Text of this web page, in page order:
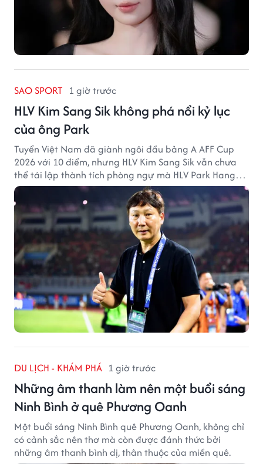
SAO SPORT 1 giờ trước
HLV Kim Sang Sik không phá nổi kỷ lục
của ông Park
Tuyển Việt Nam đã giành ngôi đầu bảng A AFF Cup
2026 với 10 điểm, nhưng HLV Kim Sang Sik vẫn chưa
thể tái lập thành tích phòng ngự mà HLV Park Hang
Seo từng tạo ra.
DU LỊCH - KHÁM PHÁ 1 giờ trước
Những âm thanh làm nên một buổi sáng
Ninh Bình ở quê Phương Oanh
Một buổi sáng Ninh Bình quê Phương Oanh, không chỉ
có cảnh sắc nên thơ mà còn được đánh thức bởi
những âm thanh bình dị, thân thuộc của miền quê.